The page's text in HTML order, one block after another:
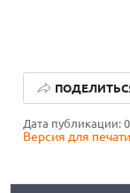
Дата публикации:
Версия для печати
ОБЗОР МОНИТОРА
КАК